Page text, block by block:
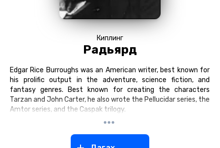
Киплинг
Радьярд
Edgar Rice Burroughs was an American writer, best known for
his prolific output in the adventure, science fiction, and
fantasy genres. Best known for creating the characters
Tarzan and John Carter, he also wrote the Pellucidar series, the
Amtor series, and the Caspak trilogy.